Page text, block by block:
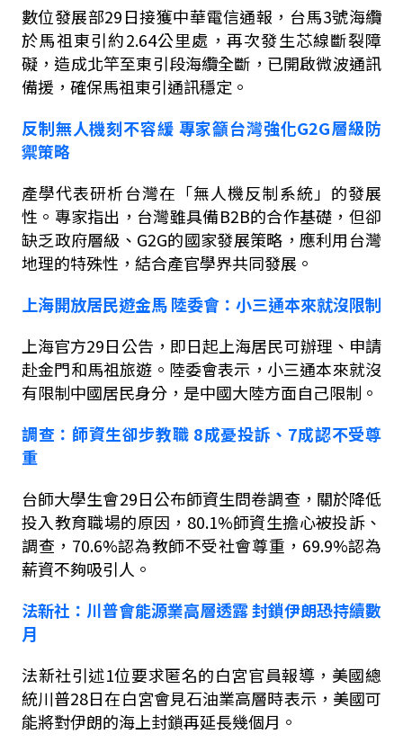
數位發展部29日接獲中華電信通報，台馬3號海纜
於馬祖東引約2.64公里處，再次發生芯線斷裂障
礙，造成北竿至東引段海纜全斷，已開啟微波通訊
備援，確保馬祖東引通訊穩定。
反制無人機刻不容緩 專家籲台灣強化G2G層級防
禦策略
產學代表研析台灣在「無人機反制系統」的發展
性。專家指出，台灣雖具備B2B的合作基礎，但卻
缺乏政府層級、 G2G的國家發展策略，應利用台灣
地理的特殊性，結合產官學界共同發展。
上海開放居民遊金馬陸委會：小三通本來就沒限制
上海官方29日公告，即日起上海居民可辦理、申請
赴金門和馬祖旅遊。陸委會表示，小三通本來就沒
有限制中國居民身分，是中國大陸方面自己限制。
調查：師資生卻步教職 8成憂投訴、 7成認不受尊
重
台師大學生會29日公布師資生問卷調查，關於降低
投入教育職場的原因， 80.1%師資生擔心被投訴、
調查， 70.6%認為教師不受社會尊重， 69.9%認為
薪資不夠吸引人。
法新社：川普會能源業高層透露封鎖伊朗恐持續數
月
法新社引述1位要求匿名的白宮官員報導，美國總
統川普28日在白宮會見石油業高層時表示，美國可
能將對伊朗的海上封鎖再延長幾個月。